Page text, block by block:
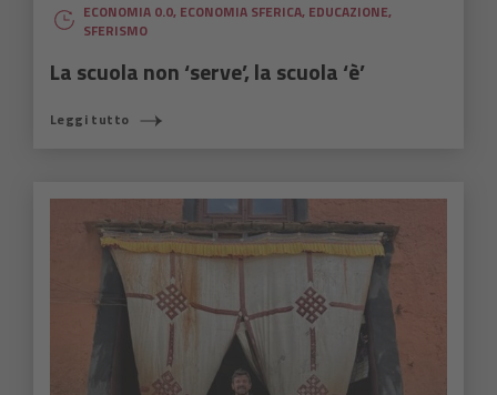
ECONOMIA 0.0, ECONOMIA SFERICA, EDUCAZIONE,
SFERISMO
La scuola non ‘serve’, la scuola ‘è’
Leggi tutto